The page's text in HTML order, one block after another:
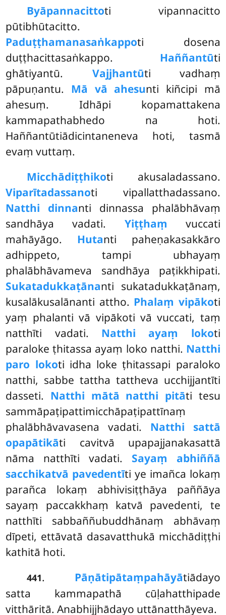
Byāpannacittoti vipannacitto
pūtibhūtacitto.
Paduṭṭhamanasaṅkappoti dosena
duṭṭhacittasaṅkappo. Haññantūti
ghātiyantū. Vajjhantūti vadhaṃ
pāpuṇantu. Mā vā ahesunti kiñcipi mā
ahesuṃ. Idhāpi kopamattakena
kammapathabhedo na hoti.
Haññantūtiādicintaneneva hoti, tasmā
evaṃ vuttaṃ.
Micchādiṭṭhikoti akusaladassano.
Viparītadassanoti vipallatthadassano.
Natthi dinnanti dinnassa phalābhāvaṃ
sandhāya vadati. Yiṭṭhaṃ vuccati
mahāyāgo. Hutanti paheṇakasakkāro
adhippeto, tampi ubhayaṃ
phalābhāvameva sandhāya paṭikkhipati.
Sukatadukkaṭānanti sukatadukkaṭānaṃ,
kusalākusalānanti attho. Phalaṃ vipākoti
yaṃ phalanti vā vipākoti vā vuccati, taṃ
natthīti vadati. Natthi ayaṃ lokoti
paraloke ṭhitassa ayaṃ loko natthi. Natthi
paro lokoti idha loke ṭhitassapi paraloko
natthi, sabbe tattha tattheva ucchijjantīti
dasseti. Natthi mātā natthi pitāti tesu
sammāpaṭipattimicchāpaṭipattīnaṃ
phalābhāvavasena vadati. Natthi sattā
opapātikāti cavitvā upapajjanakasattā
nāma natthīti vadati. Sayaṃ abhiññā
sacchikatvā pavedentīti ye imañca lokaṃ
parañca lokaṃ abhivisiṭṭhāya paññāya
sayaṃ paccakkhaṃ katvā pavedenti, te
natthīti sabbaññubuddhānaṃ abhāvaṃ
dīpeti, ettāvatā dasavatthukā micchādiṭṭhi
kathitā hoti.
441. Pāṇātipātaṃpahāyātiādayo
satta kammapathā cūḷahatthipade
vitthāritā. Anabhijjhādayo uttānatthāyeva.